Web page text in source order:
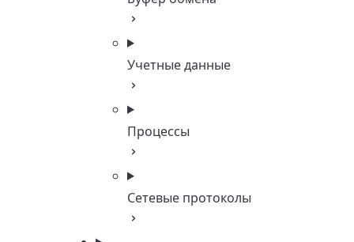
Учетные данные
Процессы
Сетевые протоколы